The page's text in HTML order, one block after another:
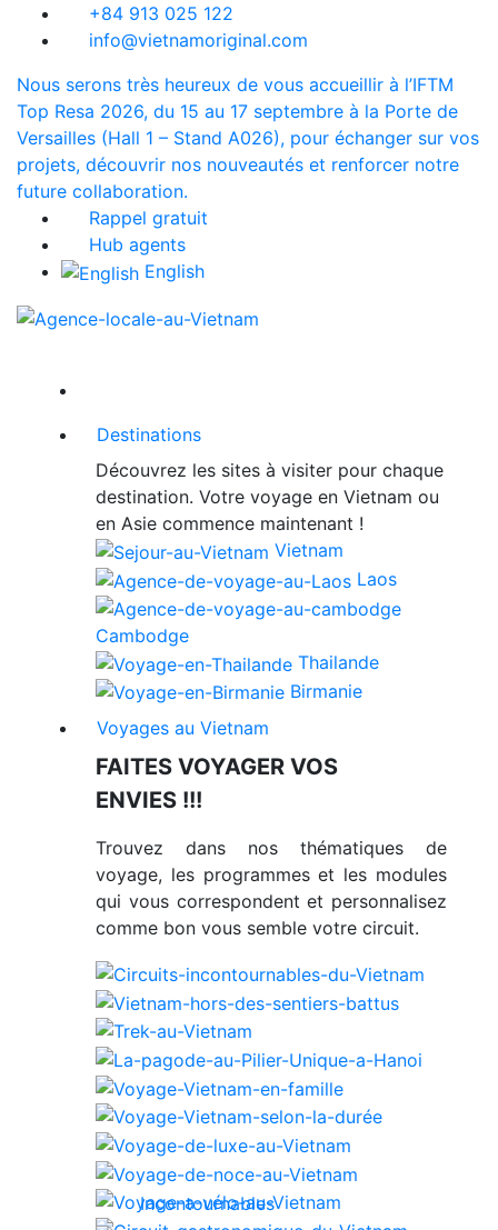
+84 913 025 122
info@vietnamoriginal.com
Nous serons très heureux de vous accueillir à l’IFTM
Top Resa 2026, du 15 au 17 septembre à la Porte de
Versailles (Hall 1 – Stand A026), pour échanger sur vos
projets, découvrir nos nouveautés et renforcer notre
future collaboration.
Rappel gratuit
Hub agents
English
Destinations
Découvrez les sites à visiter pour chaque
destination. Votre voyage en Vietnam ou
en Asie commence maintenant !
Vietnam
Laos
Cambodge
Thailande
Birmanie
Voyages au Vietnam
FAITES VOYAGER VOS
ENVIES !!!
Trouvez dans nos thématiques de
voyage, les programmes et les modules
qui vous correspondent et personnalisez
comme bon vous semble votre circuit.
Incontournables